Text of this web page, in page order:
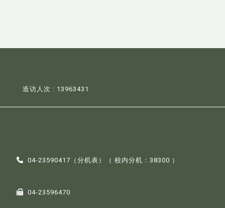
造访人次 : 13963431
04-23590417（分机表 ）（ 校内分机：38300 ）
04-23596470